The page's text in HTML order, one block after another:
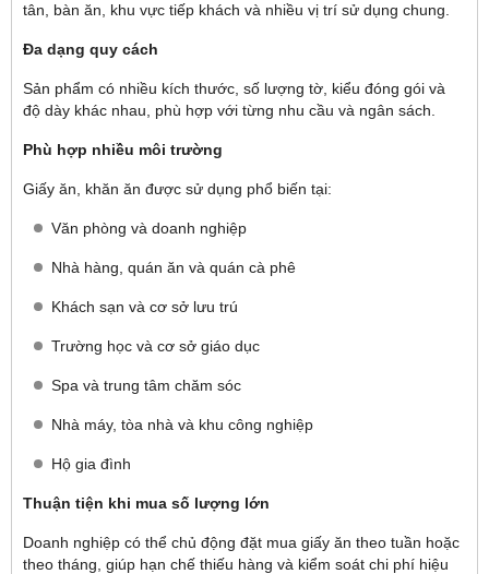
tân, bàn ăn, khu vực tiếp khách và nhiều vị trí sử dụng chung.
Đa dạng quy cách
Sản phẩm có nhiều kích thước, số lượng tờ, kiểu đóng gói và
độ dày khác nhau, phù hợp với từng nhu cầu và ngân sách.
Phù hợp nhiều môi trường
Giấy ăn, khăn ăn được sử dụng phổ biến tại:
Văn phòng và doanh nghiệp
Nhà hàng, quán ăn và quán cà phê
Khách sạn và cơ sở lưu trú
Trường học và cơ sở giáo dục
Spa và trung tâm chăm sóc
Nhà máy, tòa nhà và khu công nghiệp
Hộ gia đình
Thuận tiện khi mua số lượng lớn
Doanh nghiệp có thể chủ động đặt mua giấy ăn theo tuần hoặc
theo tháng, giúp hạn chế thiếu hàng và kiểm soát chi phí hiệu